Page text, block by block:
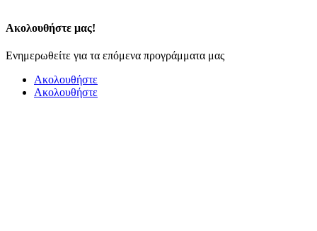
Ακολουθήστε μας!
Ενημερωθείτε για τα επόμενα προγράμματα μας
Ακολουθήστε
Ακολουθήστε